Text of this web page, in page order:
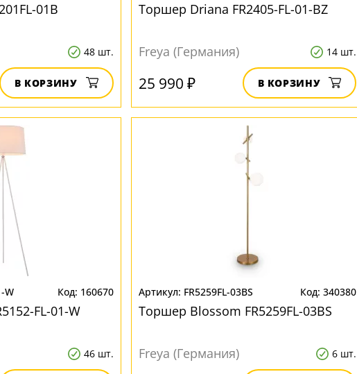
01B
48 шт.
В КОРЗИНУ
Торшер Driana FR2405-FL-01-BZ
Freya (Германия) 14 шт.
25 990 ₽ В КОРЗИНУ
W 160670
FL-01-W
46 шт.
FR5259FL-03BS 340380
Торшер Blossom FR5259FL-03BS
Freya (Германия) 6 шт.